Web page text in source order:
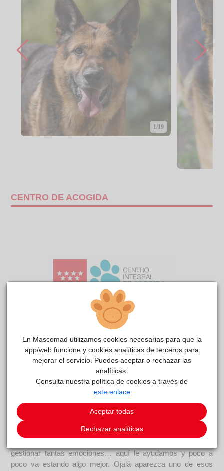
1/19
CENTRO DE ACOGIDA
Jeepreside actualmente en el centro de acogidaCIAAM
COMENTARIOS
Carácter
Este abuelete es Jeep. Es muy triste ver como llegan perritos
mayores al centro, impensable que se les abandone cuando
más nos necesitan. Jeep es un perro cariñoso que valora
mucho la compañía; tiene bastante estrés, los nervios y
gestionar tantas emociones… aquí le ayudamos y poco a
poco va estando algo mejor. Ojalá aparezca uno de esos
En Mascomad utilizamos cookies necesarias para que la
app/web funcione y cookies analíticas de terceros para
mejorar el servicio. Puedes aceptar o rechazar las
analíticas.
Consulta nuestra política de cookies a través de
este enlace
Aceptar todas
Rechazar analíticas